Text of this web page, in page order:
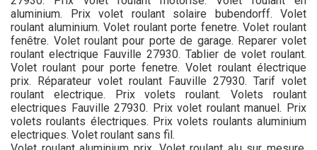
aluminium. Prix volet roulant solaire bubendorff. Volet
roulant aluminium. Volet roulant porte fenetre. Volet roulant
fenêtre. Volet roulant pour porte de garage. Reparer volet
roulant electrique Fauville 27930. Tablier de volet roulant.
Volet roulant pour porte fenetre. Volet roulant électrique
prix. Réparateur volet roulant Fauville 27930. Tarif volet
roulant electrique. Prix volets roulant. Volets roulant
electriques Fauville 27930. Prix volet roulant manuel. Prix
volets roulants électriques. Prix volets roulants aluminium
electriques. Volet roulant sans fil.